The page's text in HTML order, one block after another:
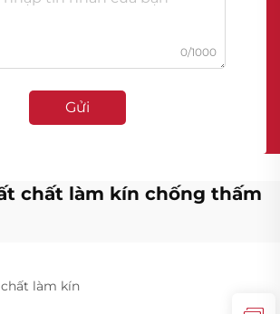
0/1000
Gửi
chất làm kín chống thấm
làm kín